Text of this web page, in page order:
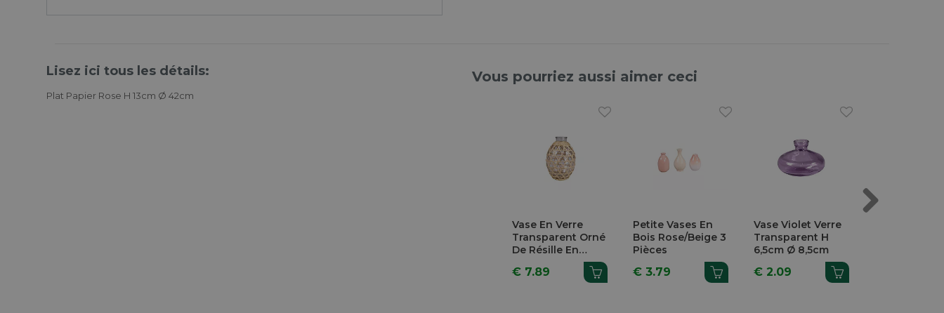
Lisez ici tous les détails:
Plat Papier Rose H 13cm Ø 42cm
Vous pourriez aussi aimer ceci
Vase En Verre
Transparent Orné
De Résille En
Zostère H 17cm Ø
12,2cm
€ 7.89
Petite Vases En
Bois Rose/Beige 3
Pièces
€ 3.79
Vase Violet Verre
Transparent H
6,5cm Ø 8,5cm
€ 2.09